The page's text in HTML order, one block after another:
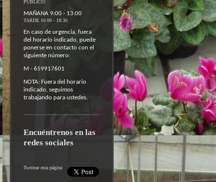
PÚBLICO:
MAÑANA 9:00 - 13:00
TARDE 16:00 - 18:30
En caso de urgencia, fuera
del horario indicado, puede
ponerse en contacto con el
siguiente número:
M - 659917601
NOTA: Fuera del horario
indicado, seguimos
trabajando para ustedes.
Encuéntrenos en las
redes sociales
Twittear esta página